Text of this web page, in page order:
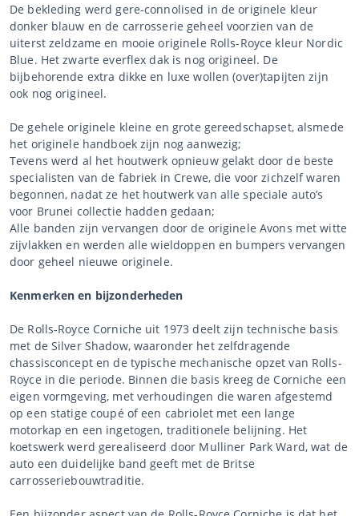
De bekleding werd gere-connolised in de originele kleur
donker blauw en de carrosserie geheel voorzien van de
uiterst zeldzame en mooie originele Rolls-Royce kleur Nordic
Blue. Het zwarte everflex dak is nog origineel. De
bijbehorende extra dikke en luxe wollen (over)tapijten zijn
ook nog origineel.
De gehele originele kleine en grote gereedschapset, alsmede
het originele handboek zijn nog aanwezig;
Tevens werd al het houtwerk opnieuw gelakt door de beste
specialisten van de fabriek in Crewe, die voor zichzelf waren
begonnen, nadat ze het houtwerk van alle speciale auto’s
voor Brunei collectie hadden gedaan;
Alle banden zijn vervangen door de originele Avons met witte
zijvlakken en werden alle wieldoppen en bumpers vervangen
door geheel nieuwe originele.
Kenmerken en bijzonderheden
De Rolls-Royce Corniche uit 1973 deelt zijn technische basis
met de Silver Shadow, waaronder het zelfdragende
chassisconcept en de typische mechanische opzet van Rolls-
Royce in die periode. Binnen die basis kreeg de Corniche een
eigen vormgeving, met verhoudingen die waren afgestemd
op een statige coupé of een cabriolet met een lange
motorkap en een ingetogen, traditionele belijning. Het
koetswerk werd gerealiseerd door Mulliner Park Ward, wat de
auto een duidelijke band geeft met de Britse
carrosseriebouwtraditie.